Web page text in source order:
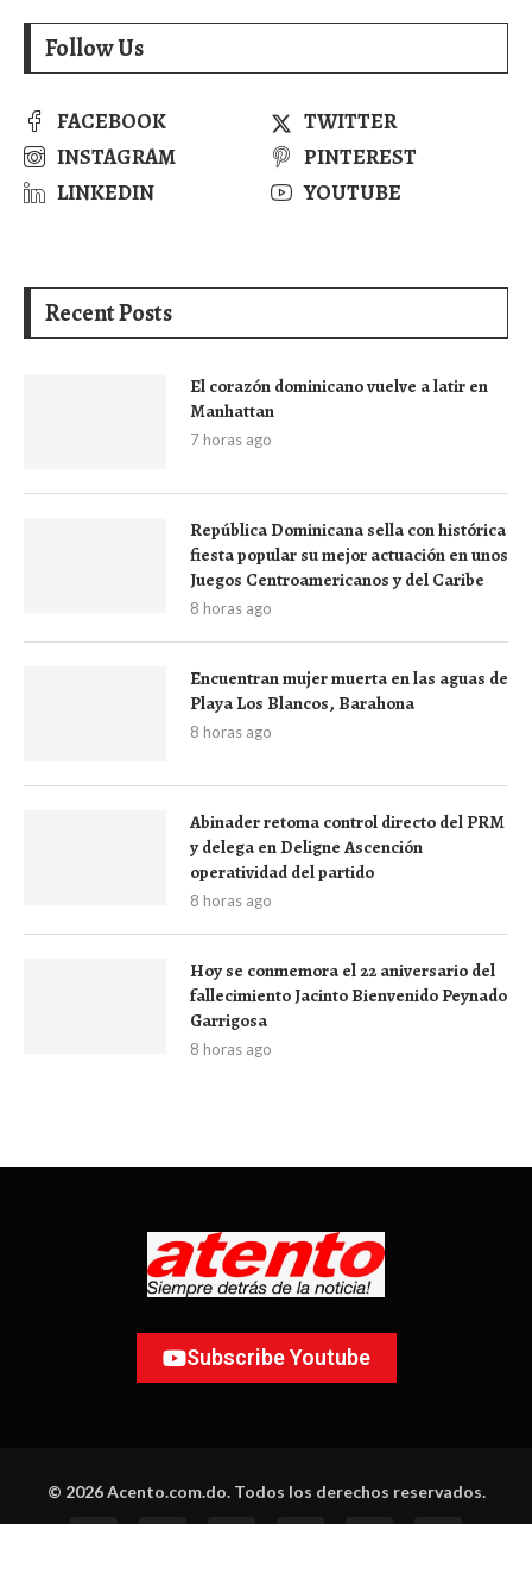
Follow Us
FACEBOOK
TWITTER
INSTAGRAM
PINTEREST
LINKEDIN
YOUTUBE
Recent Posts
El corazón dominicano vuelve a latir en
Manhattan
7 horas ago
República Dominicana sella con histórica
fiesta popular su mejor actuación en unos
Juegos Centroamericanos y del Caribe
8 horas ago
Encuentran mujer muerta en las aguas de
Playa Los Blancos, Barahona
8 horas ago
Abinader retoma control directo del PRM
y delega en Deligne Ascención
operatividad del partido
8 horas ago
Hoy se conmemora el 22 aniversario del
fallecimiento Jacinto Bienvenido Peynado
Garrigosa
8 horas ago
Subscribe Youtube
© 2026 Acento.com.do. Todos los derechos reservados.